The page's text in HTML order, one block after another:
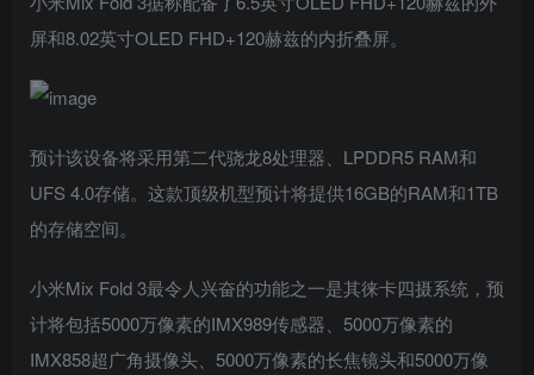
屏和8.02英寸OLED FHD+120赫兹的内折叠屏。
预计该设备将采用第二代骁龙8处理器、LPDDR5 RAM和
UFS 4.0存储。这款顶级机型预计将提供16GB的RAM和1TB
的存储空间。
小米Mix Fold 3最令人兴奋的功能之一是其徕卡四摄系统，预
计将包括5000万像素的IMX989传感器、5000万像素的
IMX858超广角摄像头、5000万像素的长焦镜头和5000万像